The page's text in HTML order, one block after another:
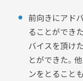
前向きにアド
ることができ
バイスを頂け
とができた。
ンをとること